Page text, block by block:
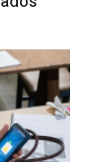
para